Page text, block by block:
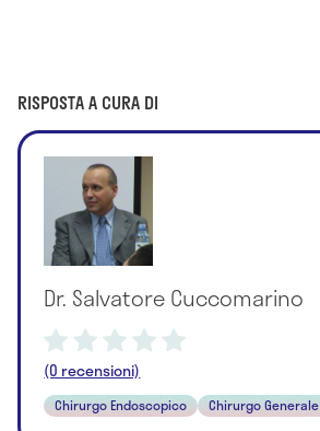
RISPOSTA A CURA DI
Dr. Salvatore Cuccomarino
(0 recensioni)
Chirurgo Endoscopico Chirurgo Generale